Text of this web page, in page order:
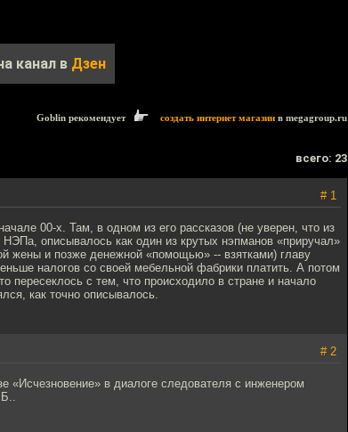
канал в Дзен
Goblin рекомендует создать интернет магазин в megagroup.ru
всего: 23
# 1
00-х. Там, в одном из его рассказов (не уверен, что из
описывалось как один из крутых нэпманов «приручал»
жены и позже денежной «помощью» -- взятками) главу
налогов со своей мебельной фабрики платить. А потом
пересеклось с тем, что происходило в стране и начало
как точно описывалось.
# 2
«Исчезновение» в диалоге следователя с инженером
Б..